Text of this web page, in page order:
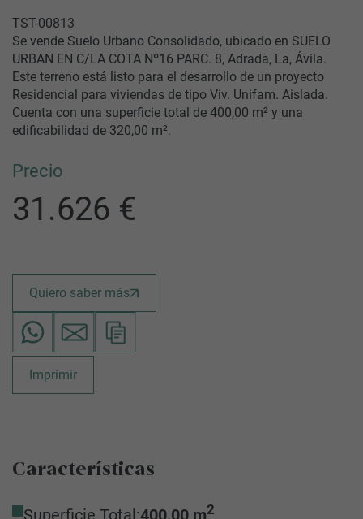
TST-00813
Se vende Suelo Urbano Consolidado, ubicado en SUELO
URBAN EN C/LA COTA Nº16 PARC. 8, Adrada, La, Ávila.
Este terreno está listo para el desarrollo de un proyecto
Residencial para viviendas de tipo Viv. Unifam. Aislada.
Cuenta con una superficie total de 400,00 m² y una
edificabilidad de 320,00 m².
Precio
31.626 €
Quiero saber más
Imprimir
Características
Superficie Total:400,00 m2